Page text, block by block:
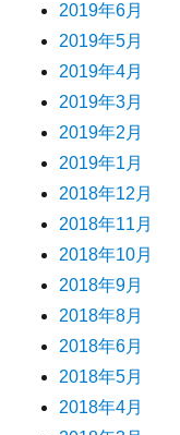
2019年6月
2019年5月
2019年4月
2019年3月
2019年2月
2019年1月
2018年12月
2018年11月
2018年10月
2018年9月
2018年8月
2018年6月
2018年5月
2018年4月